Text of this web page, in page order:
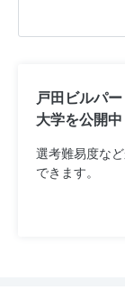
戸田ビルパ
大学を公開中
選考難易度な
できます。